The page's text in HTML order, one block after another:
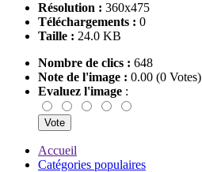
Résolution : 360x475
Téléchargements : 0
Taille : 24.0 KB
Nombre de clics : 648
Note de l'image : 0.00 (0 Votes)
Evaluez l'image :
Accueil
Catégories populaires